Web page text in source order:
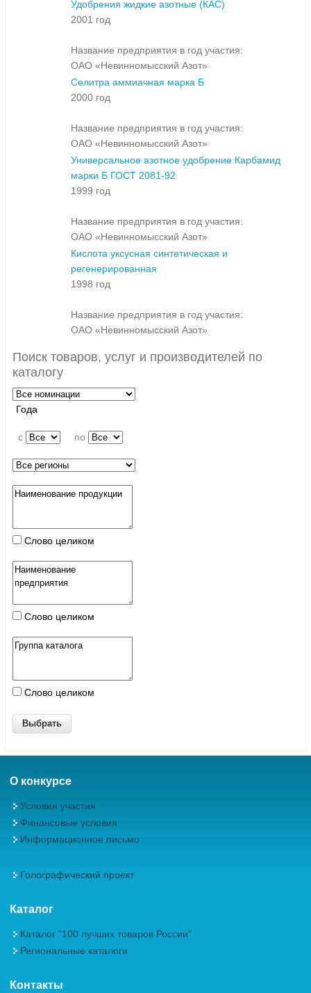
Удобрения жидкие азотные (КАС)
2001 год
Название предприятия в год участия:
ОАО «Невинномысский Азот»
Селитра аммиачная марка Б
2000 год
Название предприятия в год участия:
ОАО «Невинномысский Азот»
Универсальное азотное удобрение Карбамид
марки Б ГОСТ 2081-92
1999 год
Название предприятия в год участия:
ОАО «Невинномысский Азот»
Кислота уксусная синтетическая и
регенерированная
1998 год
Название предприятия в год участия:
ОАО «Невинномысский Азот»
Поиск товаров, услуг и производителей по
каталогу
Года
c по
Слово целиком
Слово целиком
Слово целиком
О конкурсе
Условия участия
Финансовые условия
Информационное письмо
Голографический проект
Каталог
Каталог "100 лучших товаров России"
Региональные каталоги
Контакты